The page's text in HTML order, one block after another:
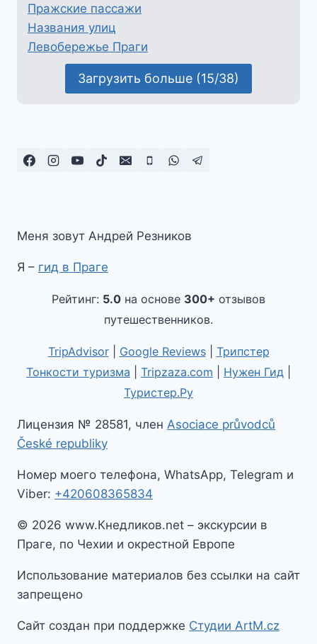
Пражские пассажи
Названия улиц
Левобережье Праги
Загрузить больше (15/38)
Меня зовут Андрей Резников
Я – гид в Праге
Рейтинг: 5.0 на основе 300+ отзывов
путешественников.
TripAdvisor| Google Reviews| Трипстер
Тонкости туризма
Tripzaza.com Нужен Гид
Туристер.Ру
Лицензия № 28581, член Asociace průvodců
České republiky
Номер моего телефона, WhatsApp, Telegram и
Viber: +420608365834
© 2026 www.Кнедликов.net – экскурсии в
Праге, по Чехии и окрестной Европе
Использование материалов без ссылки на сайт
запрещено
Сайт создан при поддержке Студии ArtM.cz